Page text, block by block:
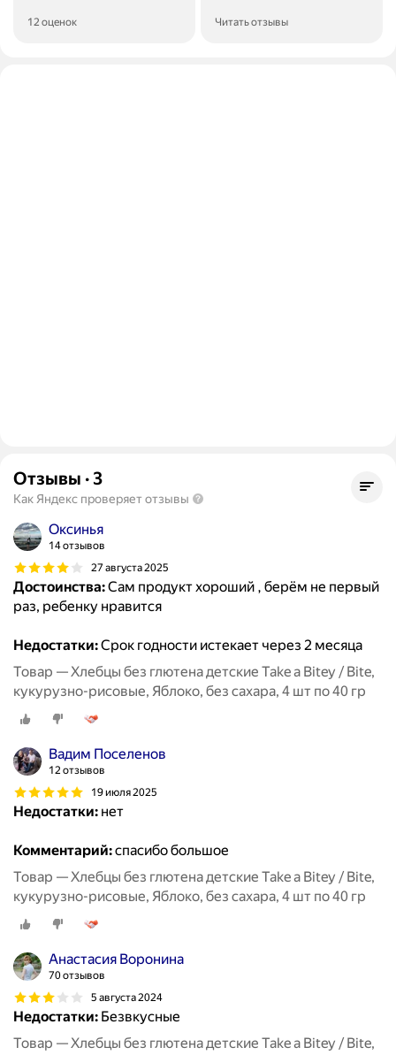
12 оценок Читать отзывы
Отзывы · 3
Как Яндекс проверяет отзывы
Оксинья
14 отзывов
27 августа 2025
Достоинства:Сам продукт хороший , берём не первый
раз, ребенку нравится
Недостатки:Срок годности истекает через 2 месяца
Товар — Хлебцы без глютена детские Take a Bitey / Bite,
кукурузно-рисовые, Яблоко, без сахара, 4 шт по 40 гр
Вадим Поселенов
12 отзывов
19 июля 2025
Недостатки: нет
Комментарий:спасибо большое
Товар — Хлебцы без глютена детские Take a Bitey / Bite,
кукурузно-рисовые, Яблоко, без сахара, 4 шт по 40 гр
Анастасия Воронина
70 отзывов
5 августа 2024
Недостатки: Безвкусные
Товар — Хлебцы без глютена детские Take a Bitey / Bite,